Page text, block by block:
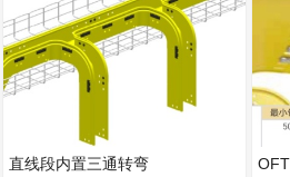
直线段内置三通转弯